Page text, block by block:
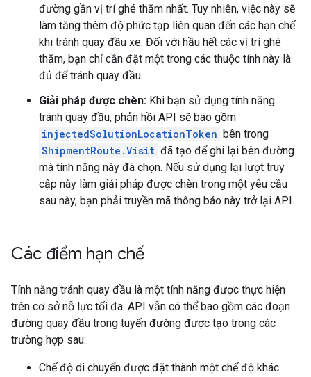
đường gần vị trí ghé thăm nhất. Tuy nhiên, việc này sẽ
làm tăng thêm độ phức tạp liên quan đến các hạn chế
khi tránh quay đầu xe. Đối với hầu hết các vị trí ghé
thăm, bạn chỉ cần đặt một trong các thuộc tính này là
đủ để tránh quay đầu.
Giải pháp được chèn: Khi bạn sử dụng tính năng
tránh quay đầu, phản hồi API sẽ bao gồm
injectedSolutionLocationToken bên trong
ShipmentRoute.Visit đã tạo để ghi lại bên đường
mà tính năng này đã chọn. Nếu sử dụng lại lượt truy
cập này làm giải pháp được chèn trong một yêu cầu
sau này, bạn phải truyền mã thông báo này trở lại API.
Các điểm hạn chế
Tính năng tránh quay đầu là một tính năng được thực hiện
trên cơ sở nỗ lực tối đa. API vẫn có thể bao gồm các đoạn
đường quay đầu trong tuyến đường được tạo trong các
trường hợp sau:
Chế độ di chuyển được đặt thành một chế độ khác